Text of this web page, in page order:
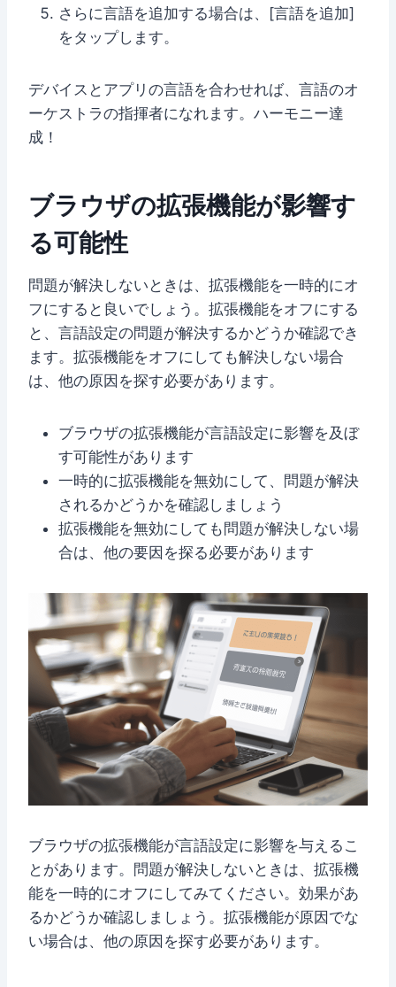
さらに言語を追加する場合は、[言語を追加]
をタップします。
デバイスとアプリの言語を合わせれば、言語のオ
ーケストラの指揮者になれます。ハーモニー達
成！
ブラウザの拡張機能が影響す
る可能性
問題が解決しないときは、拡張機能を一時的にオ
フにすると良いでしょう。拡張機能をオフにする
と、言語設定の問題が解決するかどうか確認でき
ます。拡張機能をオフにしても解決しない場合
は、他の原因を探す必要があります。
ブラウザの拡張機能が言語設定に影響を及ぼ
す可能性があります
一時的に拡張機能を無効にして、問題が解決
されるかどうかを確認しましょう
拡張機能を無効にしても問題が解決しない場
合は、他の要因を探る必要があります
ブラウザの拡張機能が言語設定に影響を与えるこ
とがあります。問題が解決しないときは、拡張機
能を一時的にオフにしてみてください。効果があ
るかどうか確認しましょう。拡張機能が原因でな
い場合は、他の原因を探す必要があります。